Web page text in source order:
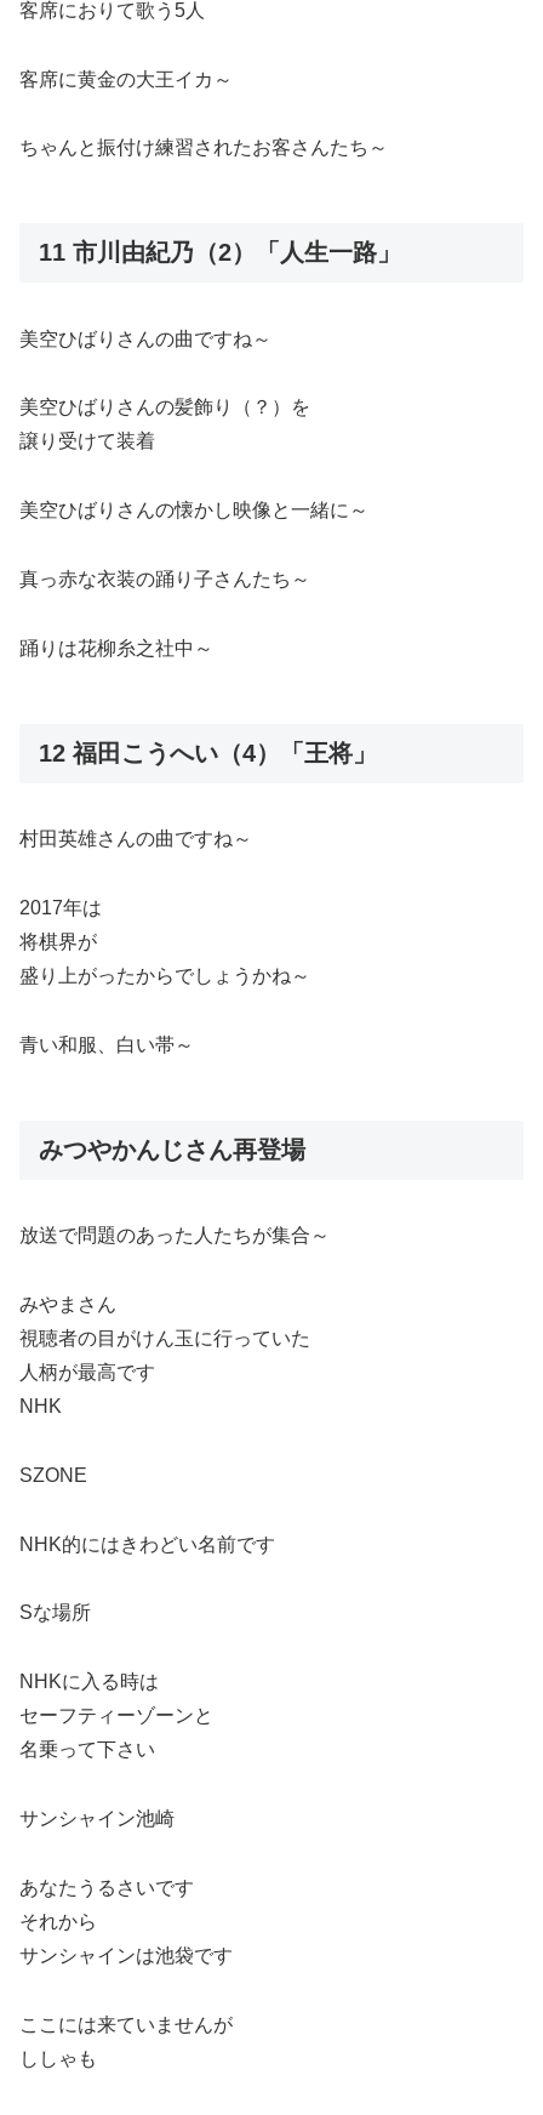
客席におりて歌う5人
客席に黄金の大王イカ～
ちゃんと振付け練習されたお客さんたち～
11 市川由紀乃（2）「人生一路」
美空ひばりさんの曲ですね～
美空ひばりさんの髪飾り（？）を
譲り受けて装着
美空ひばりさんの懐かし映像と一緒に～
真っ赤な衣装の踊り子さんたち～
踊りは花柳糸之社中～
12 福田こうへい（4）「王将」
村田英雄さんの曲ですね～
2017年は
将棋界が
盛り上がったからでしょうかね～
青い和服、白い帯～
みつやかんじさん再登場
放送で問題のあった人たちが集合～
みやまさん
視聴者の目がけん玉に行っていた
人柄が最高です
NHK
SZONE
NHK的にはきわどい名前です
Sな場所
NHKに入る時は
セーフティーゾーンと
名乗って下さい
サンシャイン池崎
あなたうるさいです
それから
サンシャインは池袋です
ここには来ていませんが
ししゃも